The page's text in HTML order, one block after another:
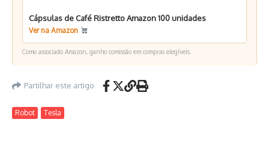
Cápsulas de Café Ristretto Amazon 100 unidades
Ver na Amazon
Como associado Amazon, ganho comissão em compras elegíveis.
Partilhar este artigo
Robot Tesla